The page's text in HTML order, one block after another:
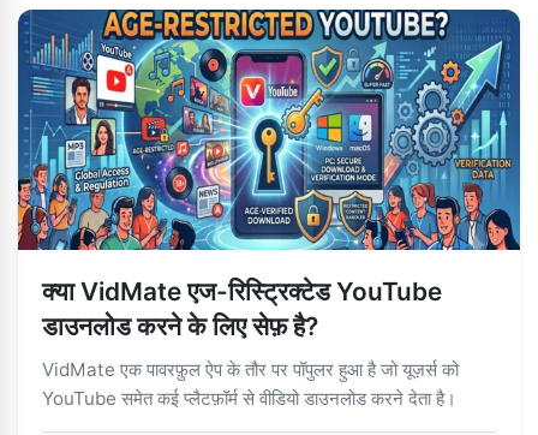
क्या VidMate एज-रिस्ट्रिक्टेड YouTube
डाउनलोड करने के लिए सेफ़ है?
VidMate एक पावरफ़ुल ऐप के तौर पर पॉपुलर हुआ है जो यूज़र्स को
YouTube समेत कई प्लैटफ़ॉर्म से वीडियो डाउनलोड करने देता है।